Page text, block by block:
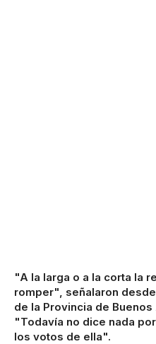
"A la larga o a la corta la
romper", señalaron
de la Provincia de
"Todavía no dice nada
los votos de ella".